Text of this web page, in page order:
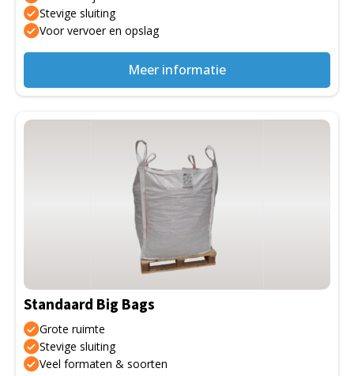
Stevige sluiting
Voor vervoer en opslag
Meer informatie
de
productpagina
Standaard Big Bags
Grote ruimte
Stevige sluiting
Veel formaten & soorten
Dit
gekozen
worden
op
de
productpagina